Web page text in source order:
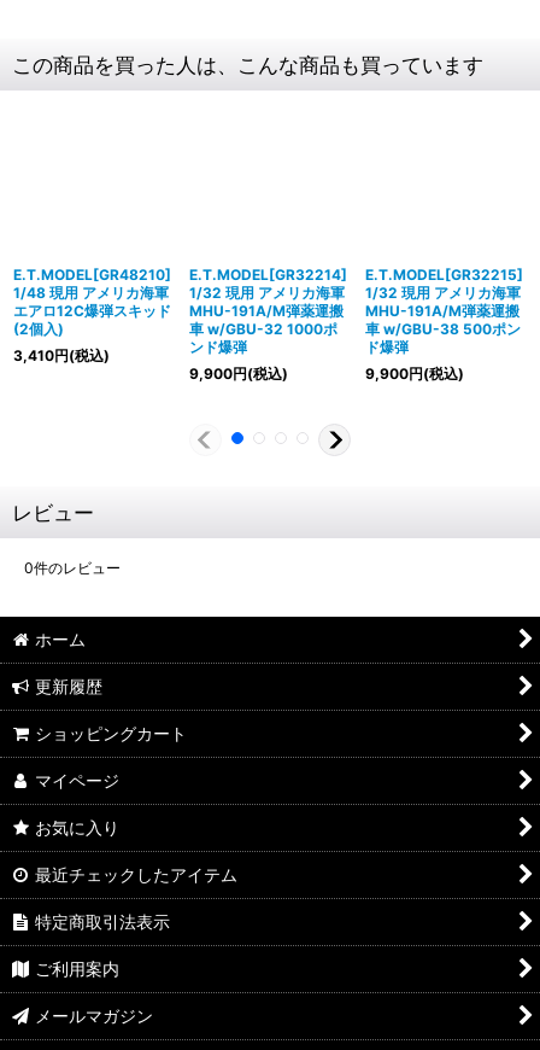
この商品を買った人は、こんな商品も買っています
E.T.MODEL[GR48210]
1/48 現用 アメリカ海軍
エアロ12C爆弾スキッド
(2個入)
3,410円(税込)
E.T.MODEL[GR32214]
1/32 現用 アメリカ海軍
MHU-191A/M弾薬運搬
車 w/GBU-32 1000ポ
ンド爆弾
9,900円(税込)
E.T.MODEL[GR32215]
1/32 現用 アメリカ海軍
MHU-191A/M弾薬運搬
車 w/GBU-38 500ポン
ド爆弾
9,900円(税込)
レビュー
0件のレビュー
ホーム
更新履歴
ショッピングカート
マイページ
お気に入り
最近チェックしたアイテム
特定商取引法表示
ご利用案内
メールマガジン